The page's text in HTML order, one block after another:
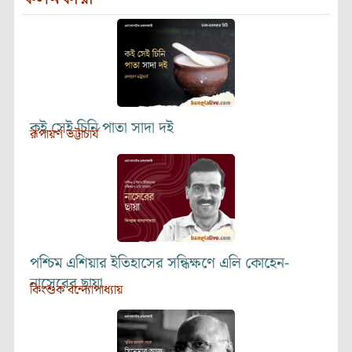
কই সেই চিনি পাতা সাদা দই
রূপায়ণ ভট্টাচার্য
পশ্চিম এশিয়ার ইতিহাসের সন্ধিক্ষণে এলি কোহেন-
নাসেরের ছায়া
কিংশুক বন্দ্যোপাধ্যায়